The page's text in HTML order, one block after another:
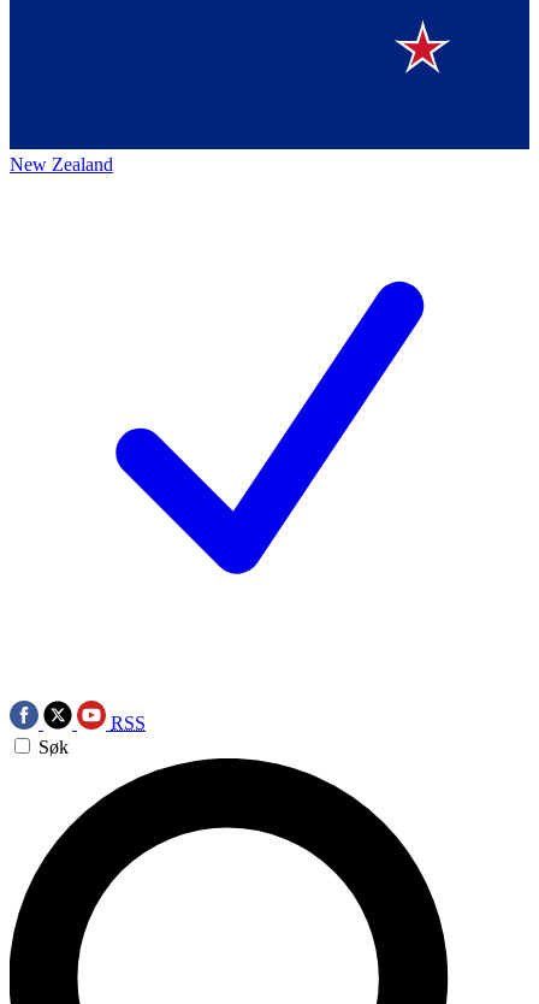
New Zealand
RSS
Søk